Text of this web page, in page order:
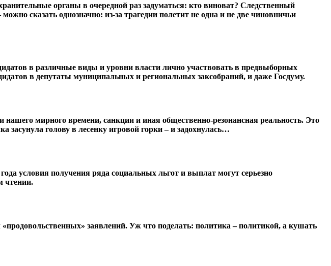
органы в очередной раз задуматься: кто виноват? Следственный
сказать однозначно: из-за трагедии полетит не одна и не две чиновничьи
в различные виды и уровни власти лично участвовать в предвыборных
в депутаты муниципальных и региональных заксобраний, и даже Госдуму.
мирного времени, санкции и иная общественно-резонансная реальность. Это
засунула голову в лесенку игровой горки – и задохнулась…
условия получения ряда социальных льгот и выплат могут серьезно
чтении.
заявлений. Уж что поделать: политика – политикой, а кушать